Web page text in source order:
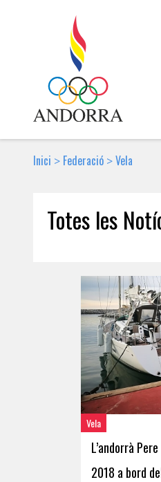
Inici > Federació >Vela
Totes les
Vela
L’andorrà
2018 a bord